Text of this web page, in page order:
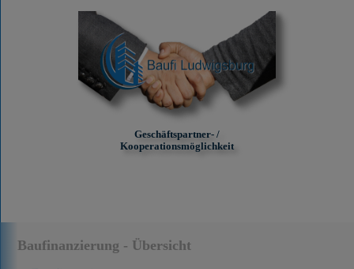
Baufinanzierung - Übersicht
Geschäftspartner- /
Kooperationsmöglichkeit